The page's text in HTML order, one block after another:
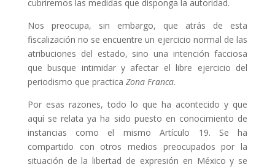
cubriremos las medidas que disponga la autoridad.
Nos preocupa, sin embargo, que atrás de esta
fiscalización no se encuentre un ejercicio normal de las
atribuciones del estado, sino una intención facciosa
que busque intimidar y afectar el libre ejercicio del
periodismo que practica Zona Franca.
Por esas razones, todo lo que ha acontecido y que
aquí se relata ya ha sido puesto en conocimiento de
instancias como el mismo Artículo 19. Se ha
compartido con otros medios preocupados por la
situación de la libertad de expresión en México y se